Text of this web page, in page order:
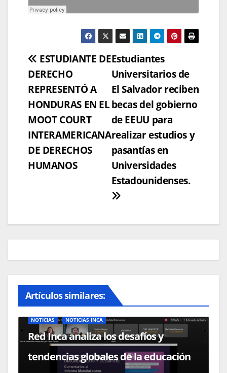
Navegación
de
entradas
Estudiantes
Universitarios de
El Salvador reciben
becas del gobierno
de EEUU para
realizar estudios y
pasantías en
Universidades
Estadounidenses.
ESTUDIANTE DE
DERECHO
REPRESENTÓ A
HONDURAS EN EL
MOOT COURT
INTERAMERICANA
DE DERECHOS
HUMANOS
Artículos similares:
NOTICIAS NOTICIAS INCA
Red Inca analiza los desafíos y
tendencias globales de la educación